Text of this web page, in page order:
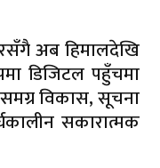
अब हिमालदेखि
डिजिटल पहुँचमा
विकास, सूचना
सकारात्मक